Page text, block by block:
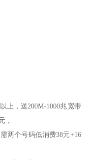
上，送200M-1000兆宽带
，
两个号码低消费38元+16